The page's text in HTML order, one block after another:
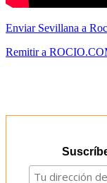
Enviar Sevillana a
Remitir a